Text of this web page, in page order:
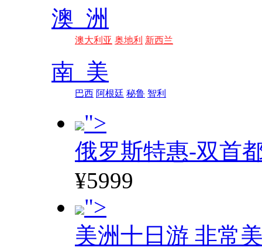
澳 洲
澳大利亚 奥地利 新西兰
南 美
巴西 阿根廷 秘鲁 智利
">
俄罗斯特惠-双首
¥5999
">
美洲十日游 非常